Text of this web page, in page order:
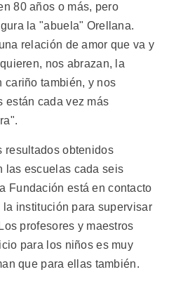
80 años o más, pero
la "abuela" Orellana.
relación de amor que va y
nos abrazan, la
cariño también, y nos
están cada vez más
resultados obtenidos
las escuelas cada seis
Fundación está en contacto
institución para supervisar
profesores y maestros
para los niños es muy
que para ellas también.